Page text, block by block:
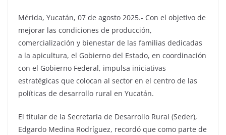
Mérida, Yucatán, 07 de agosto 2025.- Con el objetivo de
mejorar las condiciones de producción,
comercialización y bienestar de las familias dedicadas
a la apicultura, el Gobierno del Estado, en coordinación
con el Gobierno Federal, impulsa iniciativas
estratégicas que colocan al sector en el centro de las
políticas de desarrollo rural en Yucatán.
El titular de la Secretaría de Desarrollo Rural (Seder),
Edgardo Medina Rodríguez, recordó que como parte de